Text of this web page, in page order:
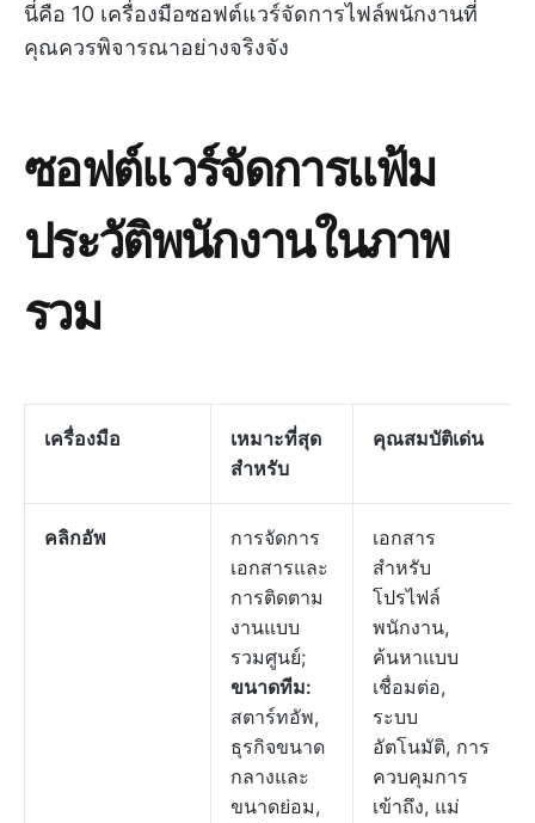
นี่คือ 10 เครื่องมือซอฟต์แวร์จัดการไฟล์พนักงานที่
คุณควรพิจารณาอย่างจริงจัง
ซอฟต์แวร์จัดการแฟ้ม
ประวัติพนักงานในภาพ
รวม
เครื่องมือ
เหมาะที่สุด
สำหรับ
คุณสมบัติเด่น
คลิกอัพ
การจัดการ
เอกสารและ
การติดตาม
งานแบบ
รวมศูนย์;
ขนาดทีม:
สตาร์ทอัพ,
ธุรกิจขนาด
กลางและ
ขนาดย่อม,
เอกสาร
สำหรับ
โปรไฟล์
พนักงาน,
ค้นหาแบบ
เชื่อมต่อ,
ระบบ
อัตโนมัติ, การ
ควบคุมการ
เข้าถึง, แม่